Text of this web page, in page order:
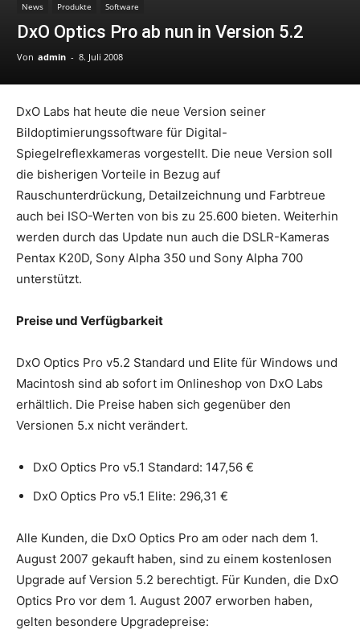
News Produkte Software
DxO Optics Pro ab nun in Version 5.2
Von admin - 8. Juli 2008
DxO Labs hat heute die neue Version seiner
Bildoptimierungssoftware für Digital-
Spiegelreflexkameras vorgestellt. Die neue Version soll
die bisherigen Vorteile in Bezug auf
Rauschunterdrückung, Detailzeichnung und Farbtreue
auch bei ISO-Werten von bis zu 25.600 bieten. Weiterhin
werden durch das Update nun auch die DSLR-Kameras
Pentax K20D, Sony Alpha 350 und Sony Alpha 700
unterstützt.
Preise und Verfügbarkeit
DxO Optics Pro v5.2 Standard und Elite für Windows und
Macintosh sind ab sofort im Onlineshop von DxO Labs
erhältlich. Die Preise haben sich gegenüber den
Versionen 5.x nicht verändert.
DxO Optics Pro v5.1 Standard: 147,56 €
DxO Optics Pro v5.1 Elite: 296,31 €
Alle Kunden, die DxO Optics Pro am oder nach dem 1.
August 2007 gekauft haben, sind zu einem kostenlosen
Upgrade auf Version 5.2 berechtigt. Für Kunden, die DxO
Optics Pro vor dem 1. August 2007 erworben haben,
gelten besondere Upgradepreise: